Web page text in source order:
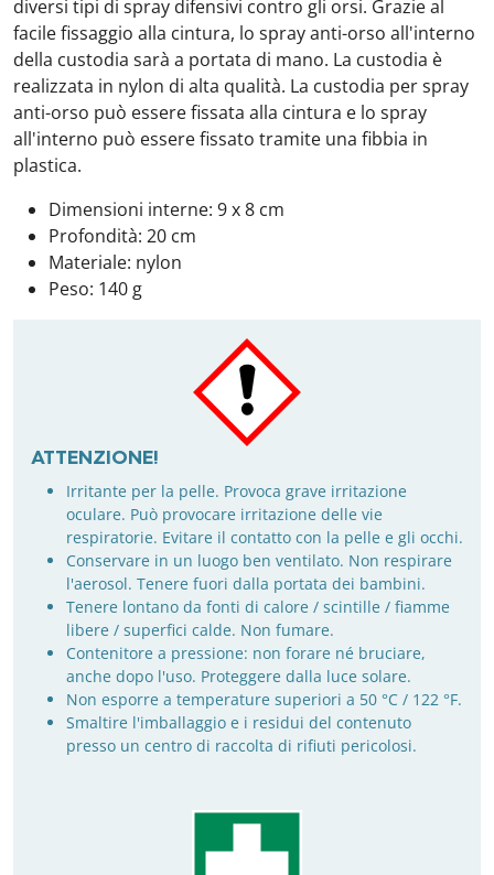
diversi tipi di spray difensivi contro gli orsi. Grazie al
facile fissaggio alla cintura, lo spray anti-orso all'interno
della custodia sarà a portata di mano. La custodia è
realizzata in nylon di alta qualità. La custodia per spray
anti-orso può essere fissata alla cintura e lo spray
all'interno può essere fissato tramite una fibbia in
plastica.
Dimensioni interne: 9 x 8 cm
Profondità: 20 cm
Materiale: nylon
Peso: 140 g
ATTENZIONE!
Irritante per la pelle. Provoca grave irritazione
oculare. Può provocare irritazione delle vie
respiratorie. Evitare il contatto con la pelle e gli occhi.
Conservare in un luogo ben ventilato. Non respirare
l'aerosol. Tenere fuori dalla portata dei bambini.
Tenere lontano da fonti di calore / scintille / fiamme
libere / superfici calde. Non fumare.
Contenitore a pressione: non forare né bruciare,
anche dopo l'uso. Proteggere dalla luce solare.
Non esporre a temperature superiori a 50 °C / 122 °F.
Smaltire l'imballaggio e i residui del contenuto
presso un centro di raccolta di rifiuti pericolosi.